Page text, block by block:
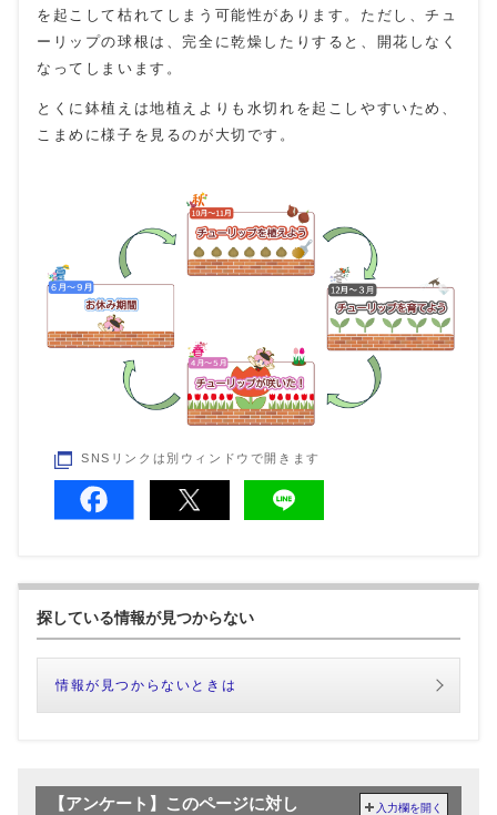
を起こして枯れてしまう可能性があります。ただし、チュ
ーリップの球根は、完全に乾燥したりすると、開花しなく
なってしまいます。
とくに鉢植えは地植えよりも水切れを起こしやすいため、
こまめに様子を見るのが大切です。
SNSリンクは別ウィンドウで開きます
探している情報が見つからない
情報が見つからないときは
【アンケート】このページに対し
入力欄を開く